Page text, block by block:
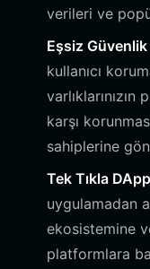
verileri ve
Eşsiz Güvenlik
kullanıcı
karşı
sahiplerine
Tek Tıkla
uygulamadan
ekosistemine
platformlara